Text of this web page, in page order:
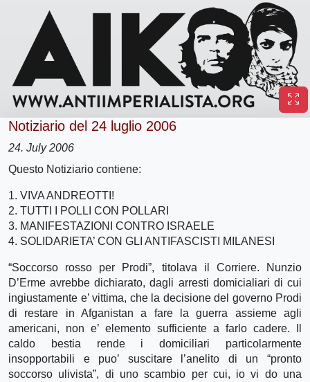
Notiziario del 24 luglio 2006
24. July 2006
Questo Notiziario contiene:
1. VIVA ANDREOTTI!
2. TUTTI I POLLI CON POLLARI
3. MANIFESTAZIONI CONTRO ISRAELE
4. SOLIDARIETA’ CON GLI ANTIFASCISTI MILANESI
“Soccorso rosso per Prodi”, titolava il Corriere. Nunzio
D’Erme avrebbe dichiarato, dagli arresti domicialiari di cui
ingiustamente e’ vittima, che la decisione del governo Prodi
di restare in Afganistan a fare la guerra assieme agli
americani, non e’ elemento sufficiente a farlo cadere. Il
caldo bestia rende i domiciliari particolarmente
insopportabili e puo’ suscitare l’anelito di un “pronto
soccorso ulivista”, di uno scambio per cui, io vi do una